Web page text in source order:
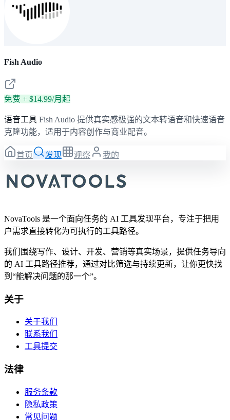
Fish Audio
免费 + $14.99/月起
语音工具 Fish Audio 提供真实感极强的文本转语音和快速语音
克隆功能，适用于内容创作与商业配音。
首页 发现 观察 我的
NovaTools 是一个面向任务的 AI 工具发现平台，专注于把用
户需求直接转化为可执行的工具路径。
我们围绕写作、设计、开发、营销等真实场景，提供任务导向
的 AI 工具路径推荐，通过对比筛选与持续更新，让你更快找
到“能解决问题的那一个”。
关于
关于我们
联系我们
工具提交
法律
服务条款
隐私政策
常见问题